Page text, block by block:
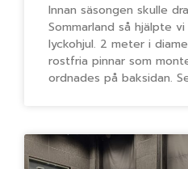
Innan säsongen skulle
Sommarland så hjälpte
lyckohjul. 2 meter i
rostfria pinnar som
ordnades på baksidan.